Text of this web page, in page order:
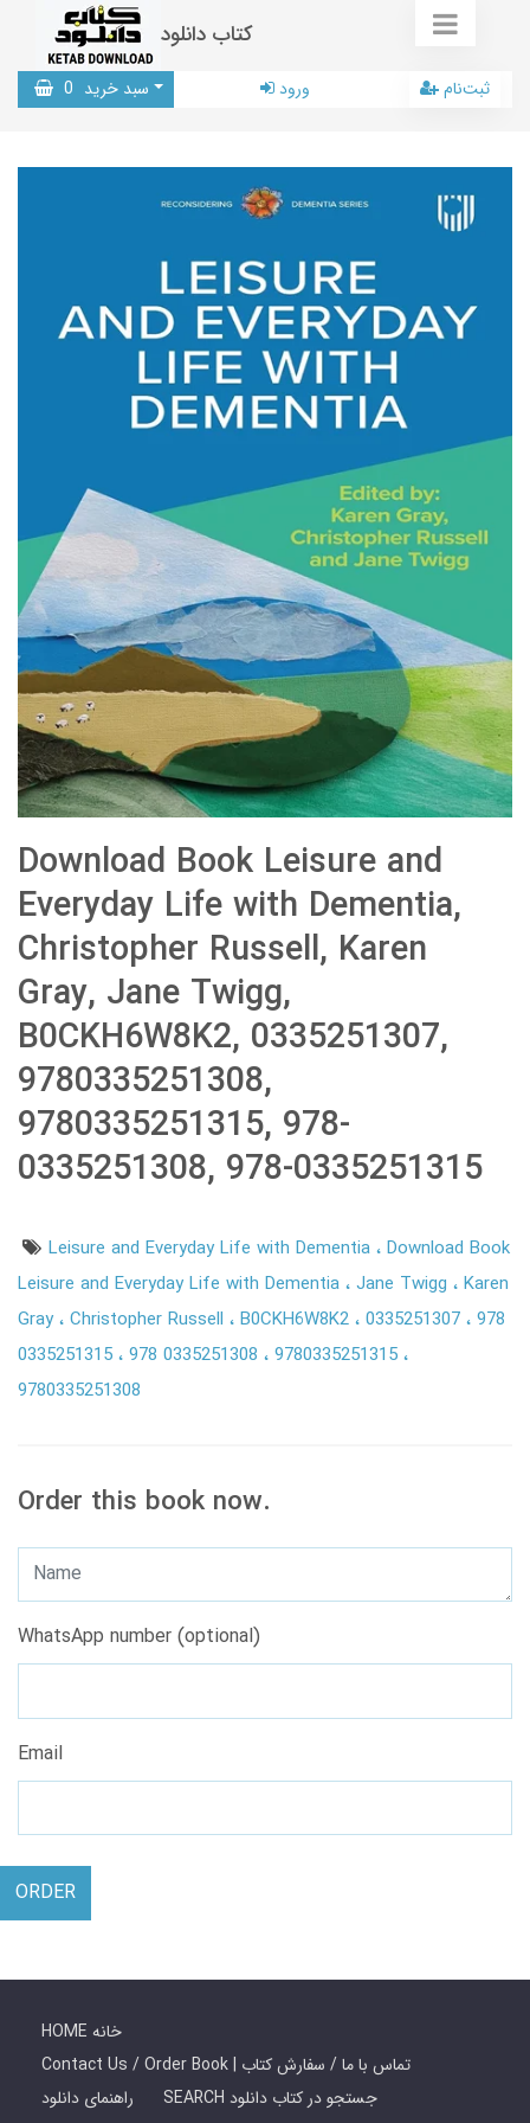
کتاب دانلود
سبد خرید 0 ورود ثبت‌نام
Download Book Leisure and
Everyday Life with Dementia,
Christopher Russell, Karen
Gray, Jane Twigg,
B0CKH6W8K2, 0335251307,
9780335251308,
9780335251315, 978-
0335251308, 978-0335251315
Leisure and Everyday Life with Dementia Download Book
Leisure and Everyday Life with Dementia Jane Twigg
Karen
Gray Christopher Russell B0CKH6W8K2 0335251307 978
0335251315 978 0335251308
9780335251315
9780335251308
Order this book now.
WhatsApp number (optional)
Email
ORDER
HOME خانه
Contact Us / Order Book | تماس با ما / سفارش کتاب
راهنمای دانلود
SEARCH جستجو در کتاب دانلود